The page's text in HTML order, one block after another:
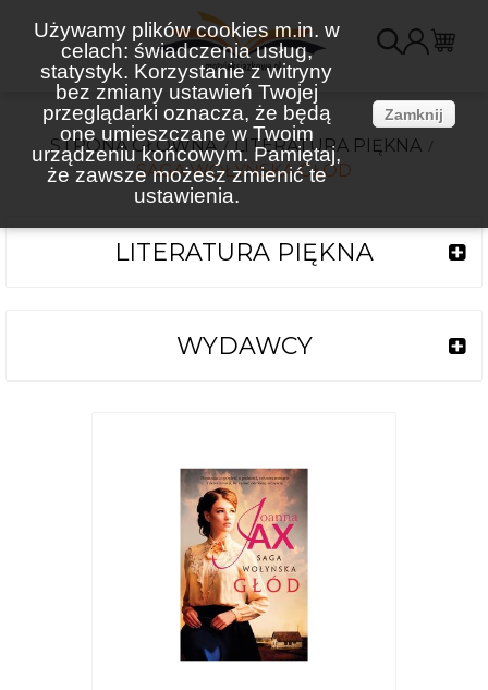
Używamy plików cookies m.in. w
celach: świadczenia usług,
statystyk. Korzystanie z witryny
bez zmiany ustawień Twojej
przeglądarki oznacza, że będą
one umieszczane w Twoim
urządzeniu końcowym. Pamiętaj,
że zawsze możesz zmienić te
ustawienia.
Zamknij
STRONA GŁÓWNA
LITERATURA PIĘKNA
SAGA WOŁYŃSKA GŁÓD
LITERATURA PIĘKNA
WYDAWCY